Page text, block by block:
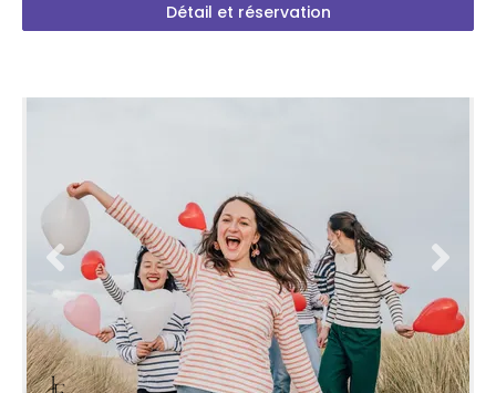
Détail et réservation